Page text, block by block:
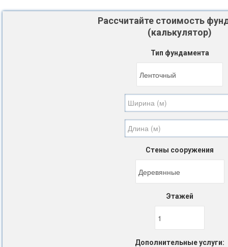
Рассчитайте стоимость
(калькулятор)
Тип фундамента
Стены сооружения
Этажей
Дополнительные услуги: